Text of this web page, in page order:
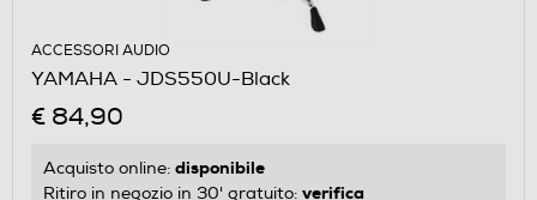
ACCESSORI AUDIO
YAMAHA - JDS550U-Black
€ 84,90
Acquisto online: disponibile
Ritiro in negozio in 30' gratuito: verifica